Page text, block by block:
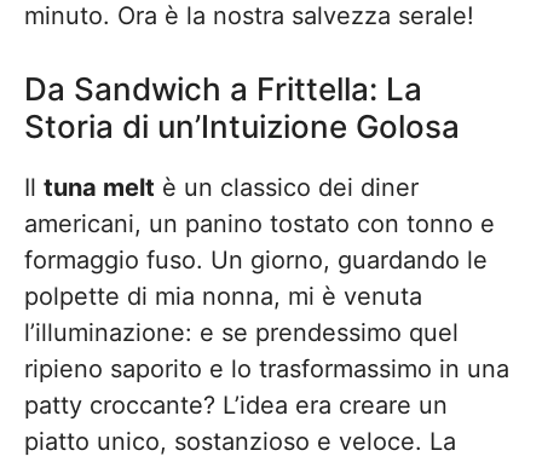
minuto. Ora è la nostra salvezza serale!
Da Sandwich a Frittella: La
Storia di un’Intuizione Golosa
Il tuna melt è un classico dei diner
americani, un panino tostato con tonno e
formaggio fuso. Un giorno, guardando le
polpette di mia nonna, mi è venuta
l’illuminazione: e se prendessimo quel
ripieno saporito e lo trasformassimo in una
patty croccante? L’idea era creare un
piatto unico, sostanzioso e veloce. La